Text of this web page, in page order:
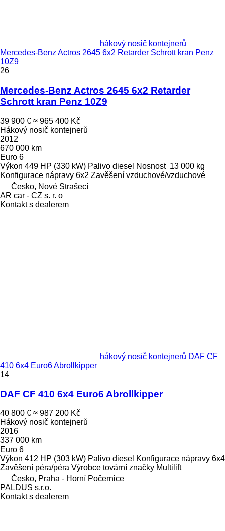
hákový nosič kontejnerů
Mercedes-Benz Actros 2645 6x2 Retarder Schrott kran Penz
10Z9
26
Mercedes-Benz Actros 2645 6x2 Retarder
Schrott kran Penz 10Z9
39 900 € ≈ 965 400 Kč
Hákový nosič kontejnerů
2012
670 000 km
Euro 6
Výkon 449 HP (330 kW) Palivo diesel Nosnost 13 000 kg
Konfigurace nápravy 6x2 Zavěšení vzduchové/vzduchové
Česko, Nové Strašecí
AR car - CZ s. r. o
Kontakt s dealerem
hákový nosič kontejnerů DAF CF
410 6x4 Euro6 Abrollkipper
14
DAF CF 410 6x4 Euro6 Abrollkipper
40 800 € ≈ 987 200 Kč
Hákový nosič kontejnerů
2016
337 000 km
Euro 6
Výkon 412 HP (303 kW) Palivo diesel Konfigurace nápravy 6x4
Zavěšení péra/péra Výrobce tovární značky Multilift
Česko, Praha - Horní Počernice
PALDUS s.r.o.
Kontakt s dealerem